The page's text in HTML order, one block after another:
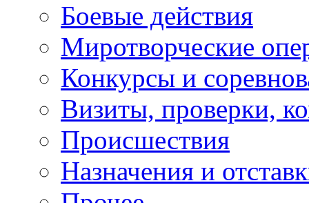
Боевые действия
Миротворческие
Конкурсы и
Визиты, проверки,
Происшествия
Назначения и